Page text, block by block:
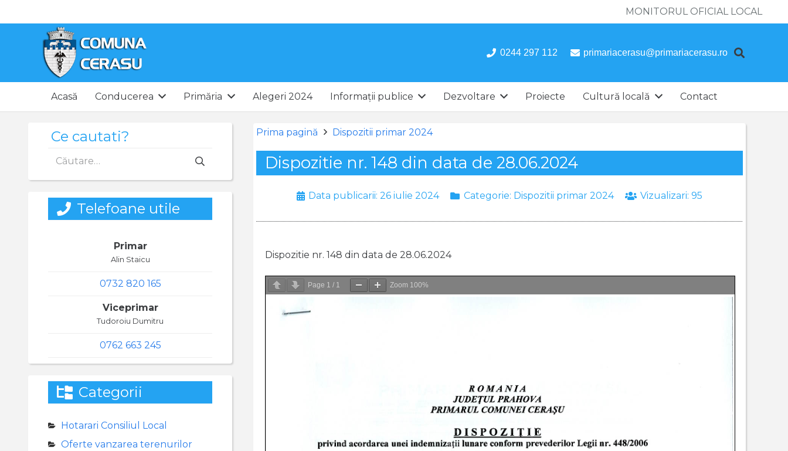
MONITORUL OFICIAL LOCAL
0244 297 112 primariacerasu@primariacerasu.ro
Acasă Conducerea Primăria Alegeri 2024 Informații publice Dezvoltare Proiecte Cultură locală Contact
Prima pagină Dispozitii primar 2024
Dispozitie nr. 148 din data de 28.06.2024
Data publicarii:26 iulie 2024 Categorie: Dispozitii primar 2024 Vizualizari:95
Dispozitie nr. 148 din data de 28.06.2024
Page 1 / 1 Zoom 100%
Ce cautati?
după:
Telefoane utile
Primar
Alin Staicu
0732 820 165
Viceprimar
Tudoroiu Dumitru
0762 663 245
Categorii
Hotarari Consiliul Local
Oferte vanzarea terenurilor